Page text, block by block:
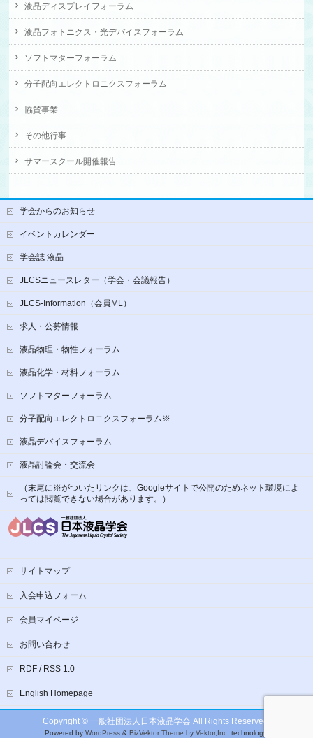
液晶ディスプレイフォーラム
液晶フォトニクス・光デバイスフォーラム
ソフトマターフォーラム
分子配向エレクトロニクスフォーラム
協賛事業
その他行事
サマースクール開催報告
学会からのお知らせ
イベントカレンダー
学会誌 液晶
JLCSニュースレター（学会・会議報告）
JLCS-Information（会員ML）
求人・公募情報
液晶物理・物性フォーラム
液晶化学・材料フォーラム
ソフトマターフォーラム
分子配向エレクトロニクスフォーラム※
液晶デバイスフォーラム
液晶討論会・交流会
（末尾に※がついたリンクは、Googleサイトで公開のためネット環境によ
っては閲覧できない場合があります。）
サイトマップ
入会申込フォーム
会員マイページ
お問い合わせ
RDF / RSS 1.0
English Homepage
Copyright © 一般社団法人日本液晶学会 All Rights Reserved.
Powered by WordPress& BizVektor Theme by Vektor,Inc. technology.